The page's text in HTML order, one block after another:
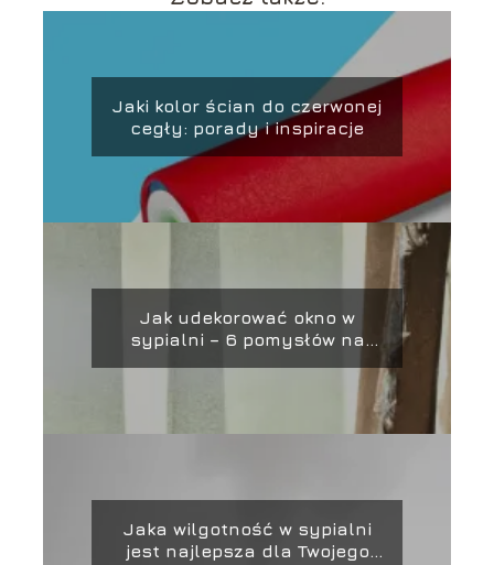
Jaki kolor ścian do czerwonej
cegły: porady i inspiracje
Jak udekorować okno w
sypialni – 6 pomysłów na
Jaka wilgotność w sypialni
jest najlepsza dla Twojego